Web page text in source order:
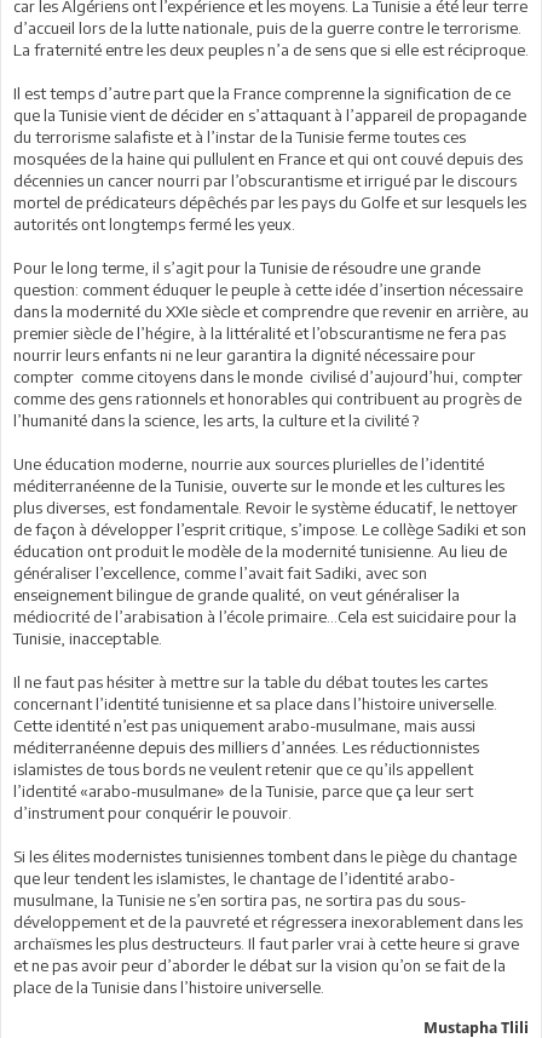
car les Algériens ont l’expérience et les moyens. La Tunisie a été leur terre
d’accueil lors de la lutte nationale, puis de la guerre contre le terrorisme.
La fraternité entre les deux peuples n’a de sens que si elle est réciproque.
Il est temps d’autre part que la France comprenne la signification de ce
que la Tunisie vient de décider en s’attaquant à l’appareil de propagande
du terrorisme salafiste et à l’instar de la Tunisie ferme toutes ces
mosquées de la haine qui pullulent en France et qui ont couvé depuis des
décennies un cancer nourri par l’obscurantisme et irrigué par le discours
mortel de prédicateurs dépêchés par les pays du Golfe et sur lesquels les
autorités ont longtemps fermé les yeux.
Pour le long terme, il s’agit pour la Tunisie de résoudre une grande
question: comment éduquer le peuple à cette idée d’insertion nécessaire
dans la modernité du XXIe siècle et comprendre que revenir en arrière, au
premier siècle de l’hégire, à la littéralité et l’obscurantisme ne fera pas
nourrir leurs enfants ni ne leur garantira la dignité nécessaire pour
compter comme citoyens dans le monde civilisé d’aujourd’hui, compter
comme des gens rationnels et honorables qui contribuent au progrès de
l’humanité dans la science, les arts, la culture et la civilité ?
Une éducation moderne, nourrie aux sources plurielles de l’identité
méditerranéenne de la Tunisie, ouverte sur le monde et les cultures les
plus diverses, est fondamentale. Revoir le système éducatif, le nettoyer
de façon à développer l’esprit critique, s’impose. Le collège Sadiki et son
éducation ont produit le modèle de la modernité tunisienne. Au lieu de
généraliser l’excellence, comme l’avait fait Sadiki, avec son
enseignement bilingue de grande qualité, on veut généraliser la
médiocrité de l’arabisation à l’école primaire...Cela est suicidaire pour la
Tunisie, inacceptable.
Il ne faut pas hésiter à mettre sur la table du débat toutes les cartes
concernant l’identité tunisienne et sa place dans l’histoire universelle.
Cette identité n’est pas uniquement arabo-musulmane, mais aussi
méditerranéenne depuis des milliers d’années. Les réductionnistes
islamistes de tous bords ne veulent retenir que ce qu’ils appellent
l’identité «arabo-musulmane» de la Tunisie, parce que ça leur sert
d’instrument pour conquérir le pouvoir.
Si les élites modernistes tunisiennes tombent dans le piège du chantage
que leur tendent les islamistes, le chantage de l’identité arabo-
musulmane, la Tunisie ne s’en sortira pas, ne sortira pas du sous-
développement et de la pauvreté et régressera inexorablement dans les
archaïsmes les plus destructeurs. Il faut parler vrai à cette heure si grave
et ne pas avoir peur d’aborder le débat sur la vision qu’on se fait de la
place de la Tunisie dans l’histoire universelle.
Mustapha Tlili